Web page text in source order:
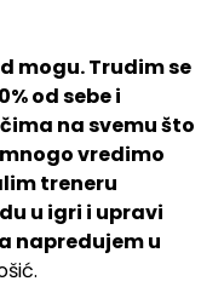
mogu. Trudim se
od sebe i
na svemu što
vredimo
treneru
u igri i upravi
napredujem u